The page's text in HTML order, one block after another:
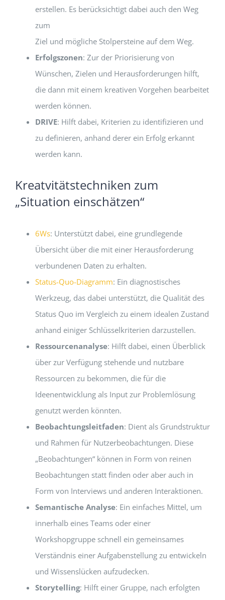
erstellen. Es berücksichtigt dabei auch den Weg
zum
Ziel und mögliche Stolpersteine auf dem Weg.
Erfolgszonen: Zur der Priorisierung von
Wünschen, Zielen und Herausforderungen hilft,
die dann mit einem kreativen Vorgehen bearbeitet
werden können.
DRIVE: Hilft dabei, Kriterien zu identifizieren und
zu definieren, anhand derer ein Erfolg erkannt
werden kann.
Kreatvitätstechniken zum
„Situation einschätzen“
6Ws: Unterstützt dabei, eine grundlegende
Übersicht über die mit einer Herausforderung
verbundenen Daten zu erhalten.
Status-Quo-Diagramm: Ein diagnostisches
Werkzeug, das dabei unterstützt, die Qualität des
Status Quo im Vergleich zu einem idealen Zustand
anhand einiger Schlüsselkriterien darzustellen.
Ressourcenanalyse: Hilft dabei, einen Überblick
über zur Verfügung stehende und nutzbare
Ressourcen zu bekommen, die für die
Ideenentwicklung als Input zur Problemlösung
genutzt werden könnten.
Beobachtungsleitfaden: Dient als Grundstruktur
und Rahmen für Nutzerbeobachtungen. Diese
„Beobachtungen“ können in Form von reinen
Beobachtungen statt finden oder aber auch in
Form von Interviews und anderen Interaktionen.
Semantische Analyse: Ein einfaches Mittel, um
innerhalb eines Teams oder einer
Workshopgruppe schnell ein gemeinsames
Verständnis einer Aufgabenstellung zu entwickeln
und Wissenslücken aufzudecken.
Storytelling: Hilft einer Gruppe, nach erfolgten